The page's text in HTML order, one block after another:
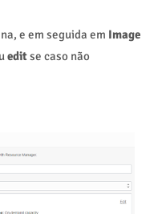
e em seguida em Image
editse caso não